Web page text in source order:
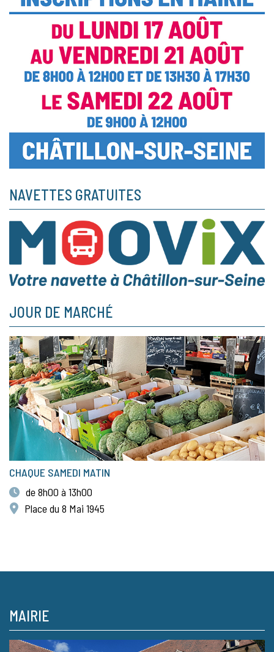
NAVETTES GRATUITES
JOUR DE MARCHÉ
CHAQUE SAMEDI MATIN
de 8h00 à 13h00
Place du 8 Mai 1945
MAIRIE